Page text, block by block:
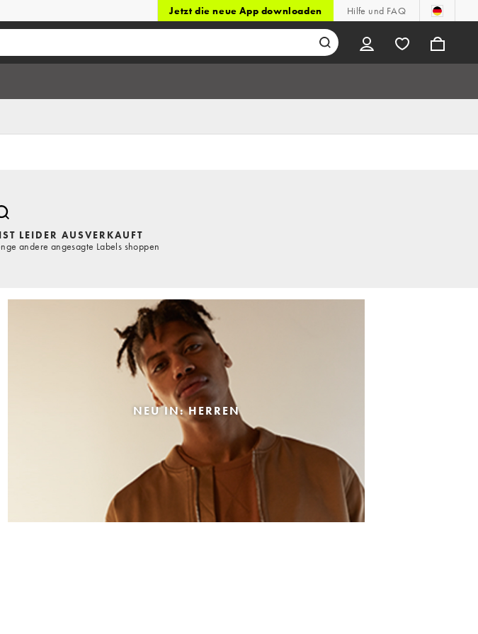
Jetzt die neue App downloaden Hilfe und FAQ
LEIDER AUSVERKAUFT
andere angesagte Labels shoppen
NEU IN: HERREN